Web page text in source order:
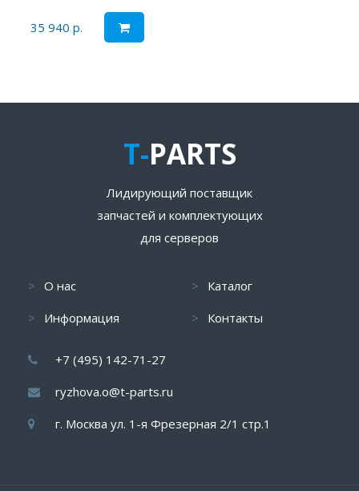
35 940 р.
T-PARTS
Лидирующий поставщик
запчастей и комплектующих
для серверов
О нас
Информация
Каталог
Контакты
+7 (495) 142-71-27
ryzhova.o@t-parts.ru
г. Москва ул. 1-я Фрезерная 2/1 стр.1